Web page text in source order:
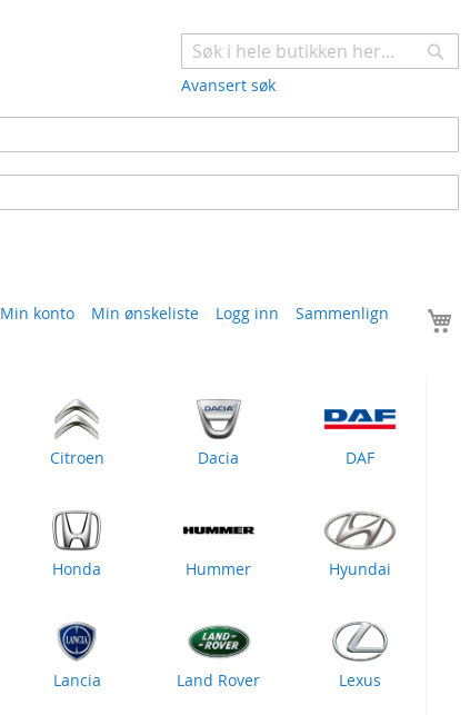
Avansert søk
Søk
Min konto Min ønskeliste Logg inn Sammenlign
Citroen Dacia DAF
Honda Hummer Hyundai
Lancia Land Rover Lexus